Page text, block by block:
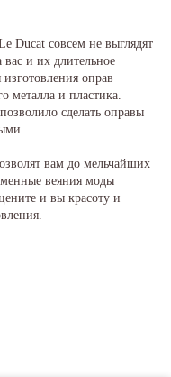
Ducat совсем не выглядят
и их длительное
оправ
металла и пластика.
сделать оправы
вам до мельчайших
веяния моды
и вы красоту и